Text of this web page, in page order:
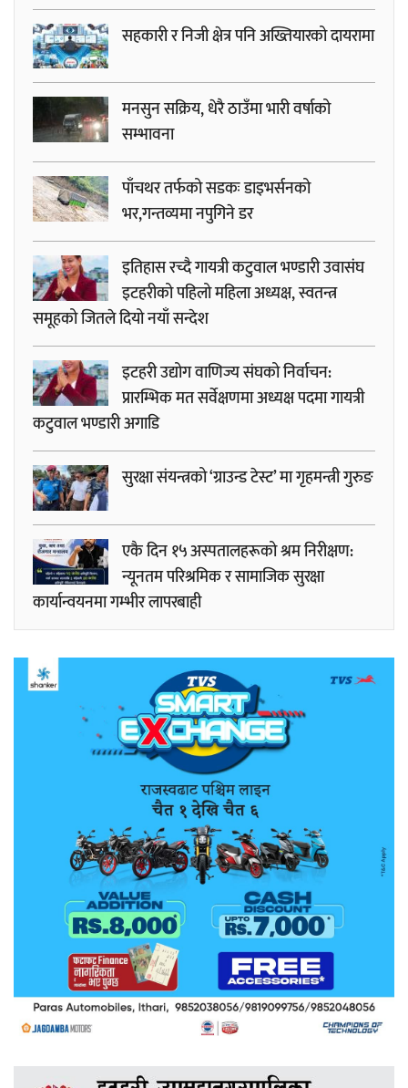
सहकारी र निजी क्षेत्र पनि अख्तियारको दायरामा
मनसुन सक्रिय, धेरै ठाउँमा भारी वर्षाको
सम्भावना
पाँचथर तर्फको सडकः डाइभर्सनको
भर,गन्तव्यमा नपुगिने डर
इतिहास रच्दै गायत्री कटुवाल भण्डारी उवासंघ
इटहरीको पहिलो महिला अध्यक्ष, स्वतन्त्र
समूहको जितले दियो नयाँ सन्देश
इटहरी उद्योग वाणिज्य संघको निर्वाचन:
प्रारम्भिक मत सर्वेक्षणमा अध्यक्ष पदमा गायत्री
कटुवाल भण्डारी अगाडि
सुरक्षा संयन्त्रको ‘ग्राउन्ड टेस्ट’ मा गृहमन्त्री गुरुङ
एकै दिन १५ अस्पतालहरूको श्रम निरीक्षण:
न्यूनतम परिश्रमिक र सामाजिक सुरक्षा
कार्यान्वयनमा गम्भीर लापरबाही